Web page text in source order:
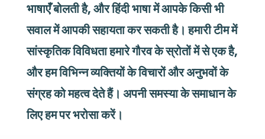
भाषाएँ बोलती है, और हिंदी भाषा में आपके किसी भी
सवाल में आपकी सहायता कर सकती है। हमारी टीम में
सांस्कृतिक विविधता हमारे गौरव के स्रोतों में से एक है,
और हम विभिन्न व्यक्तियों के विचारों और अनुभवों के
संग्रह को महत्व देते हैं। अपनी समस्या के समाधान के
लिए हम पर भरोसा करें।